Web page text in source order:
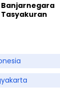
Tasyakuran